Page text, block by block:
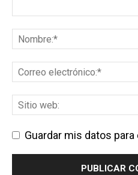
Guardar mis datos